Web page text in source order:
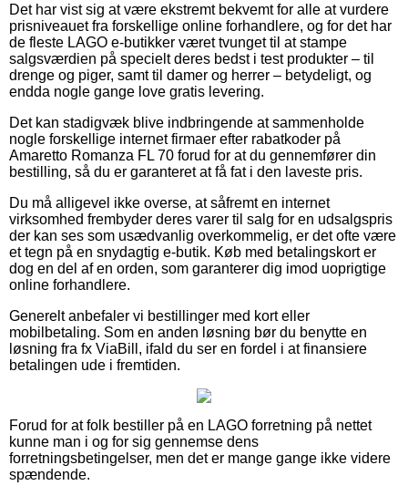
Det har vist sig at være ekstremt bekvemt for alle at vurdere
prisniveauet fra forskellige online forhandlere, og for det har
de fleste LAGO e-butikker været tvunget til at stampe
salgsværdien på specielt deres bedst i test produkter – til
drenge og piger, samt til damer og herrer – betydeligt, og
endda nogle gange love gratis levering.
Det kan stadigvæk blive indbringende at sammenholde
nogle forskellige internet firmaer efter rabatkoder på
Amaretto Romanza FL 70 forud for at du gennemfører din
bestilling, så du er garanteret at få fat i den laveste pris.
Du må alligevel ikke overse, at såfremt en internet
virksomhed frembyder deres varer til salg for en udsalgspris
der kan ses som usædvanlig overkommelig, er det ofte være
et tegn på en snydagtig e-butik. Køb med betalingskort er
dog en del af en orden, som garanterer dig imod uoprigtige
online forhandlere.
Generelt anbefaler vi bestillinger med kort eller
mobilbetaling. Som en anden løsning bør du benytte en
løsning fra fx ViaBill, ifald du ser en fordel i at finansiere
betalingen ude i fremtiden.
Forud for at folk bestiller på en LAGO forretning på nettet
kunne man i og for sig gennemse dens
forretningsbetingelser, men det er mange gange ikke videre
spændende.